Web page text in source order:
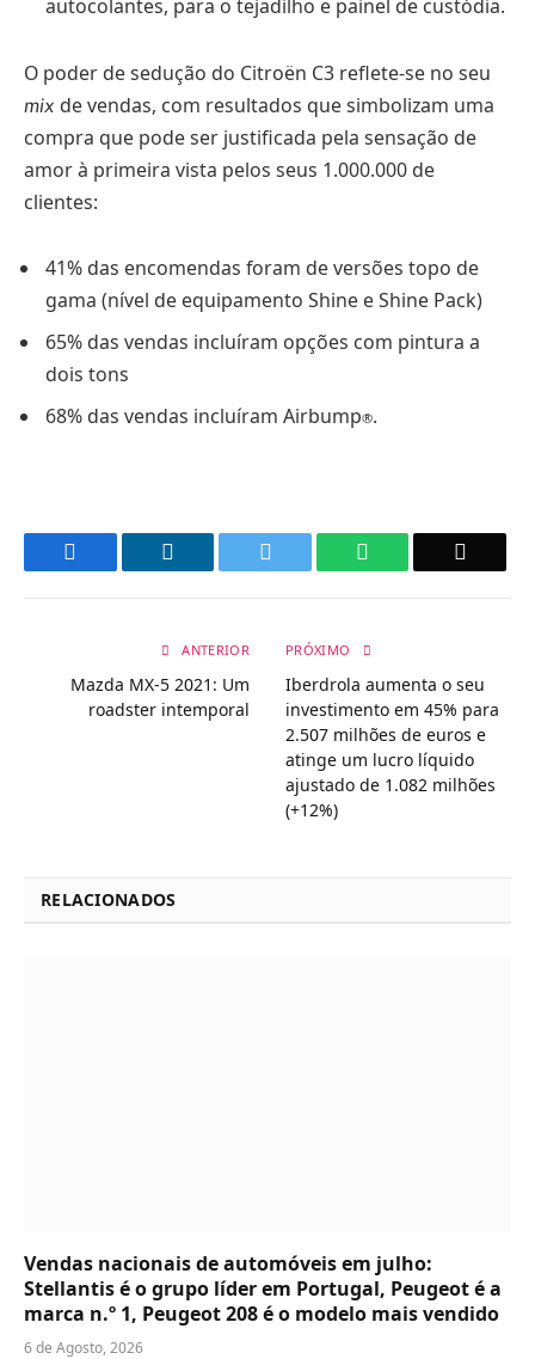
autocolantes, para o tejadilho e painel de custódia.
O poder de sedução do Citroën C3 reflete-se no seu
mix de vendas, com resultados que simbolizam uma
compra que pode ser justificada pela sensação de
amor à primeira vista pelos seus 1.000.000 de
clientes:
41% das encomendas foram de versões topo de
gama (nível de equipamento Shine e Shine Pack)
65% das vendas incluíram opções com pintura a
dois tons
68% das vendas incluíram Airbump®.
WhatsApp
ANTERIOR
Mazda MX-5 2021: Um
roadster intemporal
PRÓXIMO
Iberdrola aumenta o seu
investimento em 45% para
2.507 milhões de euros e
atinge um lucro líquido
ajustado de 1.082 milhões
(+12%)
RELACIONADOS
Vendas nacionais de automóveis em julho:
Stellantis é o grupo líder em Portugal, Peugeot é a
marca n.º 1, Peugeot 208 é o modelo mais vendido
6 de Agosto, 2026